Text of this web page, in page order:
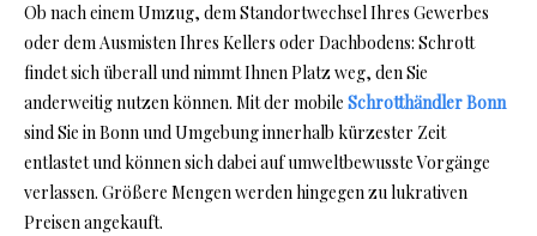
Ob nach einem Umzug, dem Standortwechsel Ihres Gewerbes
oder dem Ausmisten Ihres Kellers oder Dachbodens: Schrott
findet sich überall und nimmt Ihnen Platz weg, den Sie
anderweitig nutzen können. Mit der mobile Schrotthändler Bonn
sind Sie in Bonn und Umgebung innerhalb kürzester Zeit
entlastet und können sich dabei auf umweltbewusste Vorgänge
verlassen. Größere Mengen werden hingegen zu lukrativen
Preisen angekauft.